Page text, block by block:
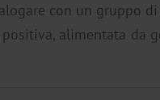
con un gruppo
alimentata